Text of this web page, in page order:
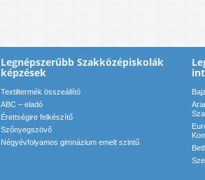
Legnépszerűbb Szakközépiskolák
képzések
Textiltermék összeállító
ABC – eladó
Érettségire felkészítő
Szőnyegszövő
Négyévfolyamos gimnázium emelt szintű